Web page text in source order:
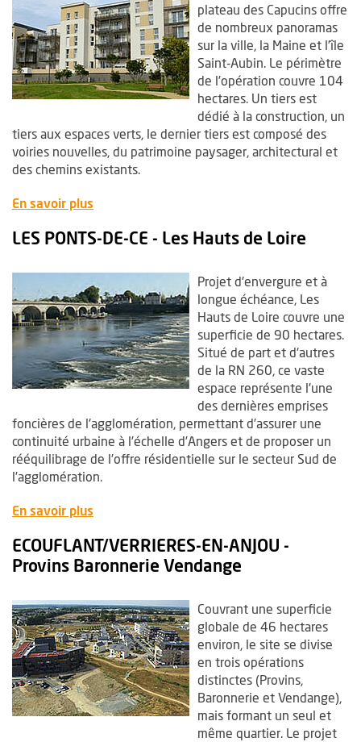
plateau des Capucins offre
de nombreux panoramas
sur la ville, la Maine et l’île
Saint-Aubin. Le périmètre
de l’opération couvre 104
hectares. Un tiers est
dédié à la construction, un
tiers aux espaces verts, le dernier tiers est composé des
voiries nouvelles, du patrimoine paysager, architectural et
des chemins existants.
En savoir plus
LES PONTS-DE-CE - Les Hauts de Loire
Projet d'envergure et à
longue échéance, Les
Hauts de Loire couvre une
superficie de 90 hectares.
Situé de part et d'autres
de la RN 260, ce vaste
espace représente l'une
des dernières emprises
foncières de l'agglomération, permettant d’assurer une
continuité urbaine à l’échelle d’Angers et de proposer un
rééquilibrage de l’offre résidentielle sur le secteur Sud de
l’agglomération.
En savoir plus
ECOUFLANT/VERRIERES-EN-ANJOU -
Provins Baronnerie Vendange
Couvrant une superficie
globale de 46 hectares
environ, le site se divise
en trois opérations
distinctes (Provins,
Baronnerie et Vendange),
mais formant un seul et
même quartier. Le projet